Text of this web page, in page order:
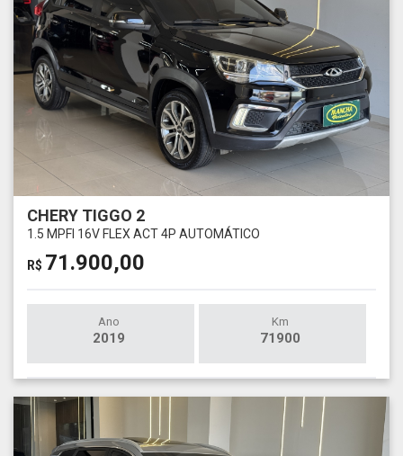
CHERY TIGGO 2
1.5 MPFI 16V FLEX ACT 4P AUTOMÁTICO
R$ 71.900,00
Ano
2019
Km
71900